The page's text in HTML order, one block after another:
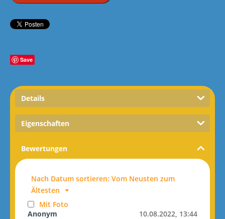
Save
Details
Eigenschaften
Bewertungen
Nach Datum sortieren: Vom Neusten zum
Ältesten
Mit Foto
Anonym
10.08.2022, 13:44